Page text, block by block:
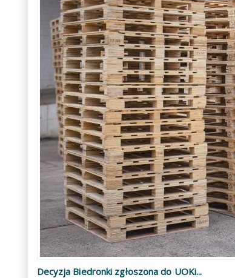
Decyzja Biedronki zgłoszona do UOKi...